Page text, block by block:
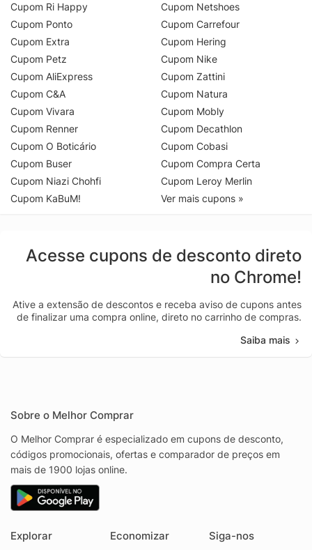
Cupom Ri Happy
Cupom Ponto
Cupom Extra
Cupom Petz
Cupom AliExpress
Cupom C&A
Cupom Vivara
Cupom Renner
Cupom O Boticário
Cupom Buser
Cupom Niazi Chohfi
Cupom KaBuM!
Cupom Netshoes
Cupom Carrefour
Cupom Hering
Cupom Nike
Cupom Zattini
Cupom Natura
Cupom Mobly
Cupom Decathlon
Cupom Cobasi
Cupom Compra Certa
Cupom Leroy Merlin
Ver mais cupons »
Acesse cupons de desconto direto
no Chrome!
Ative a extensão de descontos e receba aviso de cupons antes
de finalizar uma compra online, direto no carrinho de compras.
Saiba mais
Sobre o Melhor Comprar
O Melhor Comprar é especializado em cupons de desconto,
códigos promocionais, ofertas e comparador de preços em
mais de 1900 lojas online.
Explorar Economizar Siga-nos